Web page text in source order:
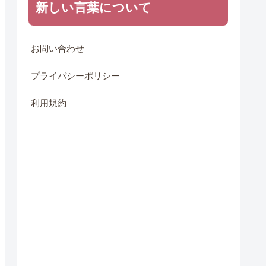
新しい言葉について
お問い合わせ
プライバシーポリシー
利用規約